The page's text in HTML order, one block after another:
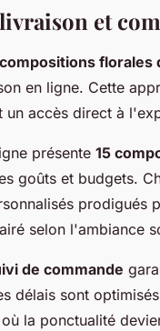
et
compositions florales
en ligne. Cette
accès direct à
présente 15
goûts et budgets.
prodigués
selon l'ambiance
de commande
délais sont
la ponctualité